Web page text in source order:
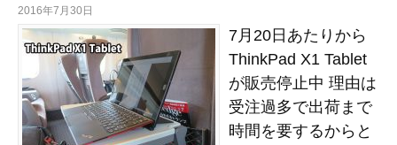
2016年7月30日
7月20日あたりから
ThinkPad X1 Tablet
が販売停止中 理由は
受注過多で出荷まで
時間を要するからと